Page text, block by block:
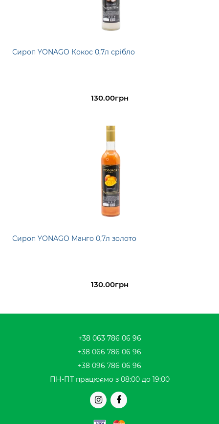
Сироп YONAGO Кокос 0,7л срібло
130.00грн
Сироп YONAGO Манго 0,7л золото
130.00грн
+38 063 786 06 96
+38 066 786 06 96
+38 096 786 06 96
ПН-ПТ працюємо з 08:00 до 19:00